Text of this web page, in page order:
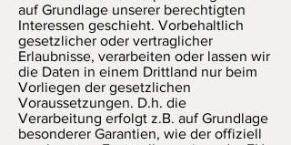
auf Grundlage unserer berechtigten
Interessen geschieht. Vorbehaltlich
gesetzlicher oder vertraglicher
Erlaubnisse, verarbeiten oder lassen wir
die Daten in einem Drittland nur beim
Vorliegen der gesetzlichen
Voraussetzungen. D.h. die
Verarbeitung erfolgt z.B. auf Grundlage
besonderer Garantien, wie der offiziell